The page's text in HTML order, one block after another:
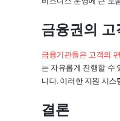
금융권의 고
금융기관들은 고객의
는 자유롭게 진행할 수
니다. 이러한 지원 시
결론